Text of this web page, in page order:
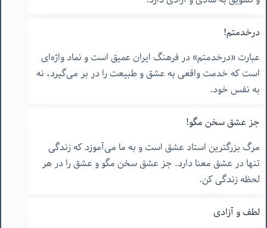
درخدمتم!
عبارت «درخدمتم» در فرهنگ ایران عمیق است و نماد واژه‌ای
است که خدمت واقعی به عشق و طبیعت را در بر می‌گیرد، نه
به نفس خود.
جز عشق سخن مگو!
مرگ بزرگترین استاد عشق است و به ما می‌آموزد که زندگی
تنها در عشق معنا دارد. جز عشق سخن مگو و عشق را در هر
لحظه زندگی کن.
لطف و آزادی